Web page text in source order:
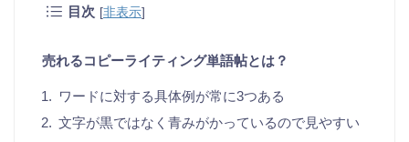
目次 [非表示]
売れるコピーライティング単語帖とは？
ワードに対する具体例が常に3つある
文字が黒ではなく青みがかっているので見やすい